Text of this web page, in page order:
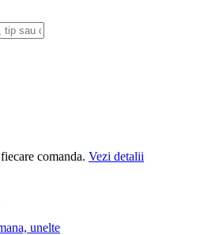
comanda. Vezi detalii
unelte